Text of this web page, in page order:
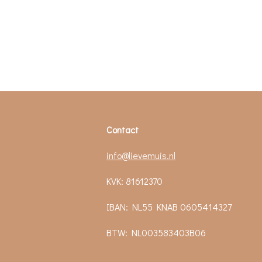
Contact
info@lievemuis.nl
KVK: 81612370
IBAN: NL55 KNAB 0605414327
BTW: NL003583403B06